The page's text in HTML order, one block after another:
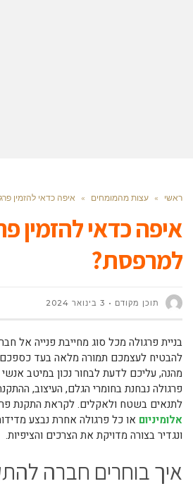
ראשי » עצות מהמומחים » איפה כדאי להזמין
איפה כדאי להזמין
למרפסת?
תוכן מקודם 3 בינואר 2024
בניית פרגולה מכל סוג מחייבת פנייה אל
להבטיח לעצמכם תמורה מלאה בעד
מהנה, עליכם לדעת לבחור נכון במיטב
פרגולה נבחנת בחומרי הגלם, העיצוב,
לתנאים בשטח ולאקלים. לקראת התקנת
אלומיניום או כל פרגולה אחרת נבצע
ונגדיר בצורה מדויקת את הצרכים והציפיות.
איך בוחרים חברה